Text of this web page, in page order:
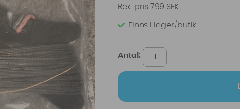
799 SEK
Finns i lager/butik
Antal: